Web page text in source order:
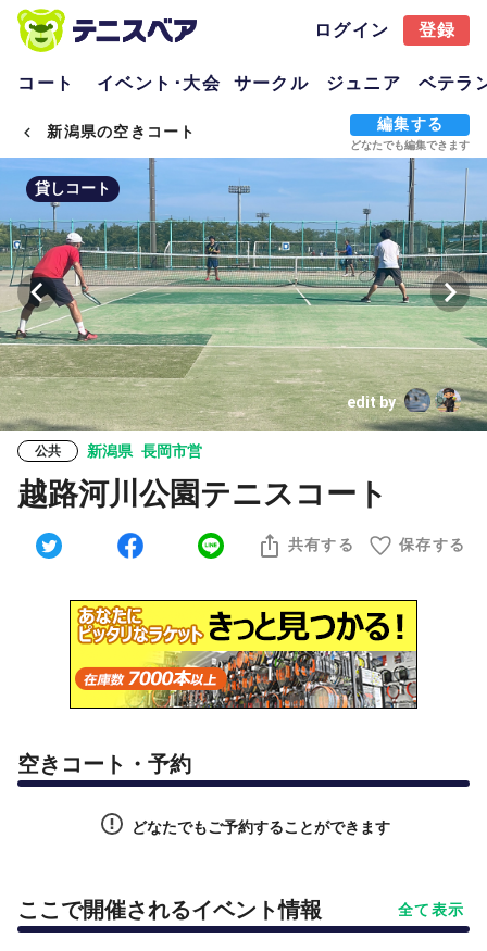
ログイン 登録
コート イベント･大会 サークル ジュニア ベテラ
新潟県の空きコート 編集する
どなたでも編集できます
貸しコート
edit by
公共 新潟県 長岡市営
越路河川公園テニスコート
共有する 保存する
空きコート・予約
どなたでもご予約することができます
ここで開催されるイベント情報 全て表示